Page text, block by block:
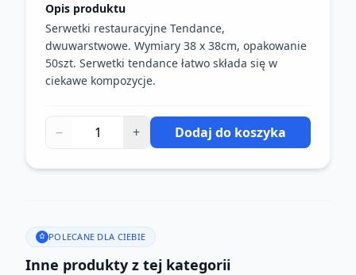
Opis produktu
Serwetki restauracyjne Tendance,
dwuwarstwowe. Wymiary 38 x 38cm, opakowanie
50szt. Serwetki tendance łatwo składa się w
ciekawe kompozycje.
− + Dodaj do koszyka
POLECANE DLA CIEBIE
Inne produkty z tej kategorii